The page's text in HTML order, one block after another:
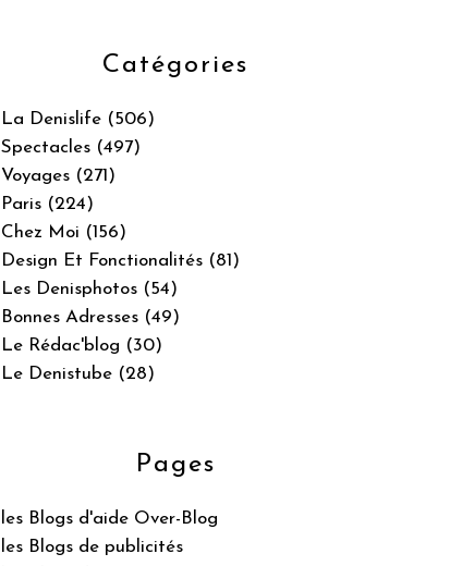
Catégories
La Denislife (506)
Spectacles (497)
Voyages (271)
Paris (224)
Chez Moi (156)
Design Et Fonctionalités (81)
Les Denisphotos (54)
Bonnes Adresses (49)
Le Rédac'blog (30)
Le Denistube (28)
Pages
les Blogs d'aide Over-Blog
les Blogs de publicités